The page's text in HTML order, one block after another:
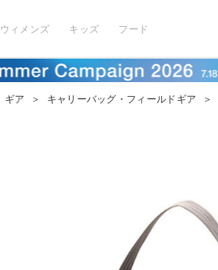
ウィメンズ キッズ フード
ギア ＞ キャリーバッグ・フィールドギア ＞